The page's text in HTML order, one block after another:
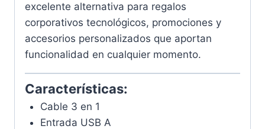
excelente alternativa para regalos
corporativos tecnológicos, promociones y
accesorios personalizados que aportan
funcionalidad en cualquier momento.
Características:
Cable 3 en 1
Entrada USB A